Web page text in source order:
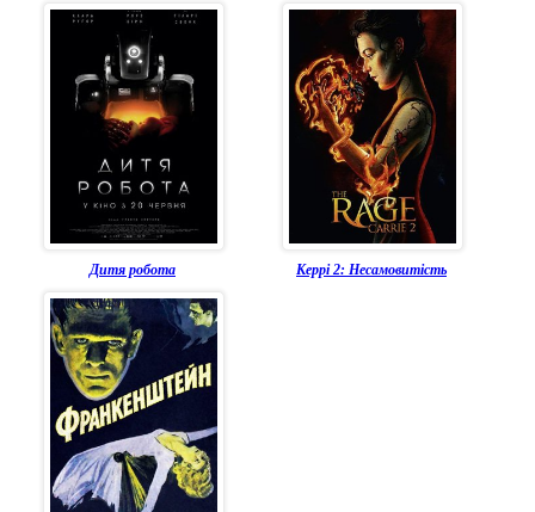
Дитя робота Керрі 2: Несамовитість